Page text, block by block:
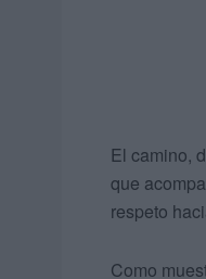
El camino,
que
respeto
Como